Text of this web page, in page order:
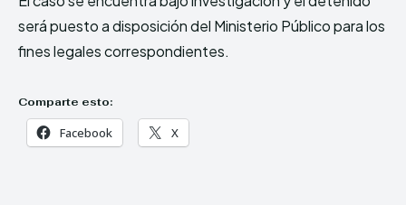
será puesto a disposición del Ministerio Público para los
fines legales correspondientes.
Comparte esto:
Facebook X